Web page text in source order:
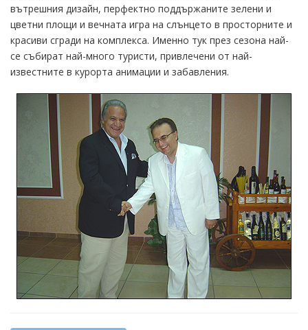
вътрешния дизайн, перфектно поддържаните зелени и
цветни площи и вечната игра на слънцето в просторните и
красиви сгради на комплекса. Именно тук през сезона най-
се събират най-много туристи, привлечени от най-
известните в курорта анимации и забавления.